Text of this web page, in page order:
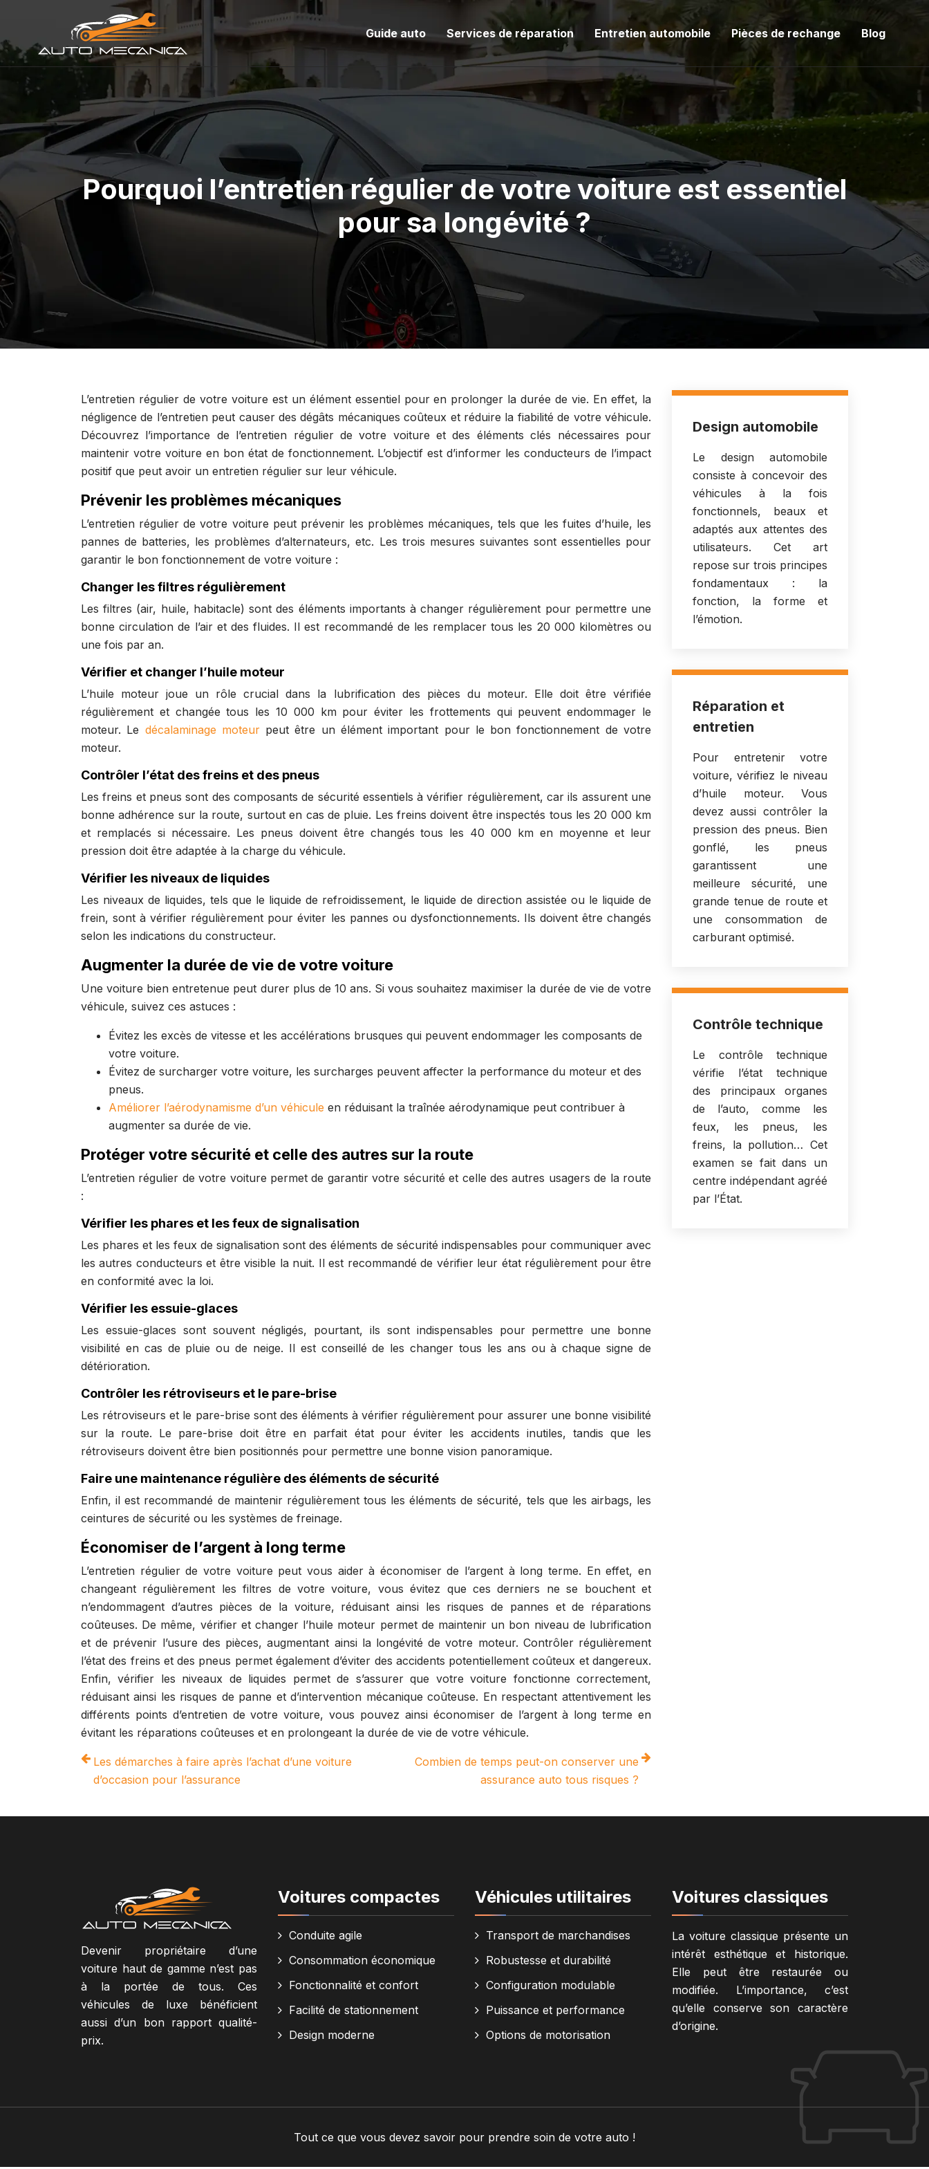
Guide auto Services de réparation Entretien automobile Pièces de rechange Blog
Pourquoi l’entretien régulier de votre voiture est essentiel
pour sa longévité ?
L’entretien régulier de votre voiture est un élément essentiel pour en prolonger la durée de vie. En effet, la
négligence de l’entretien peut causer des dégâts mécaniques coûteux et réduire la fiabilité de votre véhicule.
Découvrez l’importance de l’entretien régulier de votre voiture et des éléments clés nécessaires pour
maintenir votre voiture en bon état de fonctionnement. L’objectif est d’informer les conducteurs de l’impact
positif que peut avoir un entretien régulier sur leur véhicule.
Prévenir les problèmes mécaniques
L’entretien régulier de votre voiture peut prévenir les problèmes mécaniques, tels que les fuites d’huile, les
pannes de batteries, les problèmes d’alternateurs, etc. Les trois mesures suivantes sont essentielles pour
garantir le bon fonctionnement de votre voiture :
Changer les filtres régulièrement
Les filtres (air, huile, habitacle) sont des éléments importants à changer régulièrement pour permettre une
bonne circulation de l’air et des fluides. Il est recommandé de les remplacer tous les 20 000 kilomètres ou
une fois par an.
Vérifier et changer l’huile moteur
L’huile moteur joue un rôle crucial dans la lubrification des pièces du moteur. Elle doit être vérifiée
régulièrement et changée tous les 10 000 km pour éviter les frottements qui peuvent endommager le
moteur. Le décalaminage moteurpeut être un élément important pour le bon fonctionnement de votre
moteur.
Contrôler l’état des freins et des pneus
Les freins et pneus sont des composants de sécurité essentiels à vérifier régulièrement, car ils assurent une
bonne adhérence sur la route, surtout en cas de pluie. Les freins doivent être inspectés tous les 20 000 km
et remplacés si nécessaire. Les pneus doivent être changés tous les 40 000 km en moyenne et leur
pression doit être adaptée à la charge du véhicule.
Vérifier les niveaux de liquides
Les niveaux de liquides, tels que le liquide de refroidissement, le liquide de direction assistée ou le liquide de
frein, sont à vérifier régulièrement pour éviter les pannes ou dysfonctionnements. Ils doivent être changés
selon les indications du constructeur.
Augmenter la durée de vie de votre voiture
Une voiture bien entretenue peut durer plus de 10 ans. Si vous souhaitez maximiser la durée de vie de votre
véhicule, suivez ces astuces :
Évitez les excès de vitesse et les accélérations brusques qui peuvent endommager les composants de
votre voiture.
Évitez de surcharger votre voiture, les surcharges peuvent affecter la performance du moteur et des
pneus.
Améliorer l’aérodynamisme d’un véhicule en réduisant la traînée aérodynamique peut contribuer à
augmenter sa durée de vie.
Protéger votre sécurité et celle des autres sur la route
L’entretien régulier de votre voiture permet de garantir votre sécurité et celle des autres usagers de la route
:
Vérifier les phares et les feux de signalisation
Les phares et les feux de signalisation sont des éléments de sécurité indispensables pour communiquer avec
les autres conducteurs et être visible la nuit. Il est recommandé de vérifier leur état régulièrement pour être
en conformité avec la loi.
Vérifier les essuie-glaces
Les essuie-glaces sont souvent négligés, pourtant, ils sont indispensables pour permettre une bonne
visibilité en cas de pluie ou de neige. Il est conseillé de les changer tous les ans ou à chaque signe de
détérioration.
Contrôler les rétroviseurs et le pare-brise
Les rétroviseurs et le pare-brise sont des éléments à vérifier régulièrement pour assurer une bonne visibilité
sur la route. Le pare-brise doit être en parfait état pour éviter les accidents inutiles, tandis que les
rétroviseurs doivent être bien positionnés pour permettre une bonne vision panoramique.
Faire une maintenance régulière des éléments de sécurité
Enfin, il est recommandé de maintenir régulièrement tous les éléments de sécurité, tels que les airbags, les
ceintures de sécurité ou les systèmes de freinage.
Économiser de l’argent à long terme
L’entretien régulier de votre voiture peut vous aider à économiser de l’argent à long terme. En effet, en
changeant régulièrement les filtres de votre voiture, vous évitez que ces derniers ne se bouchent et
n’endommagent d’autres pièces de la voiture, réduisant ainsi les risques de pannes et de réparations
coûteuses. De même, vérifier et changer l’huile moteur permet de maintenir un bon niveau de lubrification
et de prévenir l’usure des pièces, augmentant ainsi la longévité de votre moteur. Contrôler régulièrement
l’état des freins et des pneus permet également d’éviter des accidents potentiellement coûteux et dangereux.
Enfin, vérifier les niveaux de liquides permet de s’assurer que votre voiture fonctionne correctement,
réduisant ainsi les risques de panne et d’intervention mécanique coûteuse. En respectant attentivement les
différents points d’entretien de votre voiture, vous pouvez ainsi économiser de l’argent à long terme en
évitant les réparations coûteuses et en prolongeant la durée de vie de votre véhicule.
Les démarches à faire après l’achat d’une voiture
d’occasion pour l’assurance
Combien de temps peut-on conserver une
assurance auto tous risques ?
Design automobile
Le design automobile
consiste à concevoir des
véhicules à la fois
fonctionnels, beaux et
adaptés aux attentes des
utilisateurs. Cet art
repose sur trois principes
fondamentaux : la
fonction, la forme et
l’émotion.
Réparation et
entretien
Pour entretenir votre
voiture, vérifiez le niveau
d’huile moteur. Vous
devez aussi contrôler la
pression des pneus. Bien
gonflé, les pneus
garantissent une
meilleure sécurité, une
grande tenue de route et
une consommation de
carburant optimisé.
Contrôle technique
Le contrôle technique
vérifie l’état technique
des principaux organes
de l’auto, comme les
feux, les pneus, les
freins, la pollution… Cet
examen se fait dans un
centre indépendant agréé
par l’État.
Devenir propriétaire d’une
voiture haut de gamme n’est pas
à la portée de tous. Ces
véhicules de luxe bénéficient
aussi d’un bon rapport qualité-
prix.
Voitures compactes
Conduite agile
Consommation économique
Fonctionnalité et confort
Facilité de stationnement
Design moderne
Véhicules utilitaires
Transport de marchandises
Robustesse et durabilité
Configuration modulable
Puissance et performance
Options de motorisation
Voitures classiques
La voiture classique présente un
intérêt esthétique et historique.
Elle peut être restaurée ou
modifiée. L’importance, c’est
qu’elle conserve son caractère
d’origine.
Tout ce que vous devez savoir pour prendre soin de votre auto !